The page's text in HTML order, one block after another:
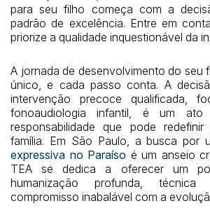
para seu filho começa com a
padrão de excelência. Entre em
priorize a qualidade inquestionável da
A jornada de desenvolvimento do seu
único, e cada passo conta. A
intervenção precoce qualificada,
fonoaudiologia infantil, é um
responsabilidade que pode
família. Em São Paulo, a busca por
expressiva no Paraíso é um anseio
TEA se dedica a oferecer um
humanização profunda,
compromisso inabalável com a